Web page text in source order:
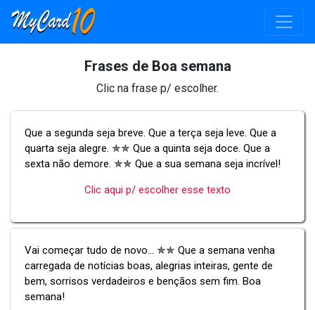
Frases de Boa semana
Clic na frase p/ escolher.
Que a segunda seja breve. Que a terça seja leve. Que a
quarta seja alegre. ✯✯ Que a quinta seja doce. Que a
sexta não demore. ✯✯ Que a sua semana seja incrível!
Clic aqui p/ escolher esse texto
Vai começar tudo de novo... ✯✯ Que a semana venha
carregada de notícias boas, alegrias inteiras, gente de
bem, sorrisos verdadeiros e bençãos sem fim. Boa
semana!